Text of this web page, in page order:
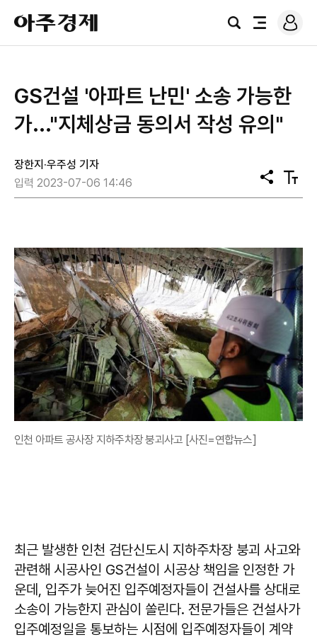
아
주
경
검
전
로
그
GS건설 '아파트 난민' 소송 가능한
가..."지체상금 동의서 작성 유의"
장한지·우주성 기자
입력 2023-07-06 14:46
공
유
텍
스
인천 아파트 공사장 지하주차장 붕괴사고 [사진=연합뉴스]
최근 발생한 인천 검단신도시 지하주차장 붕괴 사고와
관련해 시공사인 GS건설이 시공상 책임을 인정한 가
운데, 입주가 늦어진 입주예정자들이 건설사를 상대로
소송이 가능한지 관심이 쏠린다. 전문가들은 건설사가
입주예정일을 통보하는 시점에 입주예정자들이 계약